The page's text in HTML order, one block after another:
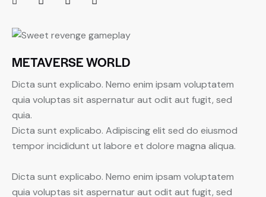
METAVERSE WORLD
Dicta sunt explicabo. Nemo enim ipsam voluptatem
quia voluptas sit aspernatur aut odit aut fugit, sed
quia.
Dicta sunt explicabo. Adipiscing elit sed do eiusmod
tempor incididunt ut labore et dolore magna aliqua.
Dicta sunt explicabo. Nemo enim ipsam voluptatem
quia voluptas sit aspernatur aut odit aut fugit, sed